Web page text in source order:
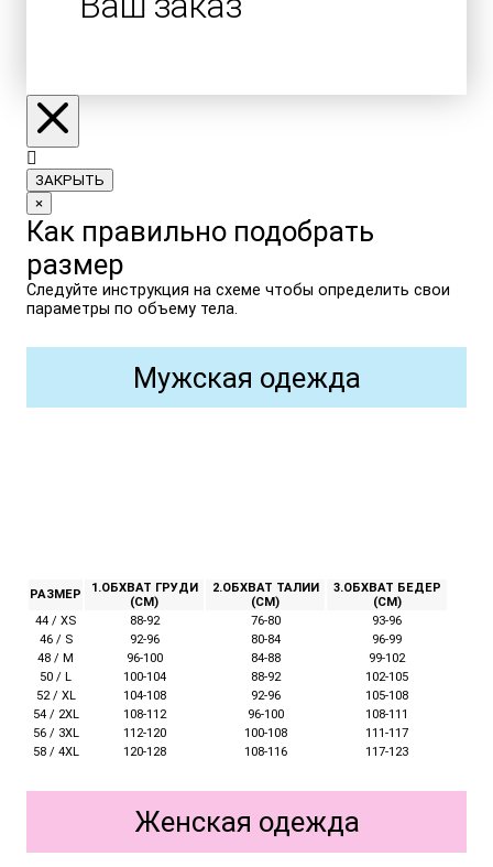
ЗАКРЫТЬ
×
Как правильно подобрать
размер
Следуйте инструкция на схеме чтобы определить свои
параметры по объему тела.
Мужская одежда
РАЗМЕР
1.ОБХВАТ ГРУДИ
(СМ)
2.ОБХВАТ ТАЛИИ
(СМ)
3.ОБХВАТ БЕДЕР
(СМ)
44 / XS
88-92 76-80
93-96
46 / S
92-96 80-84
96-99
48 / M
96-100 84-88
99-102
50 / L
100-104 88-92
102-105
52 / XL
104-108 92-96
105-108
54 / 2XL
108-112 96-100
108-111
56 / 3XL
112-120 100-108
111-117
58 / 4XL
120-128 108-116 117-123
Женская одежда